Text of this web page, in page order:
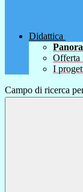
Didattica
Offerta
I
Campo di ricerca